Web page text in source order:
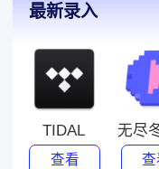
最新录入
TIDAL
查看
无尽
查